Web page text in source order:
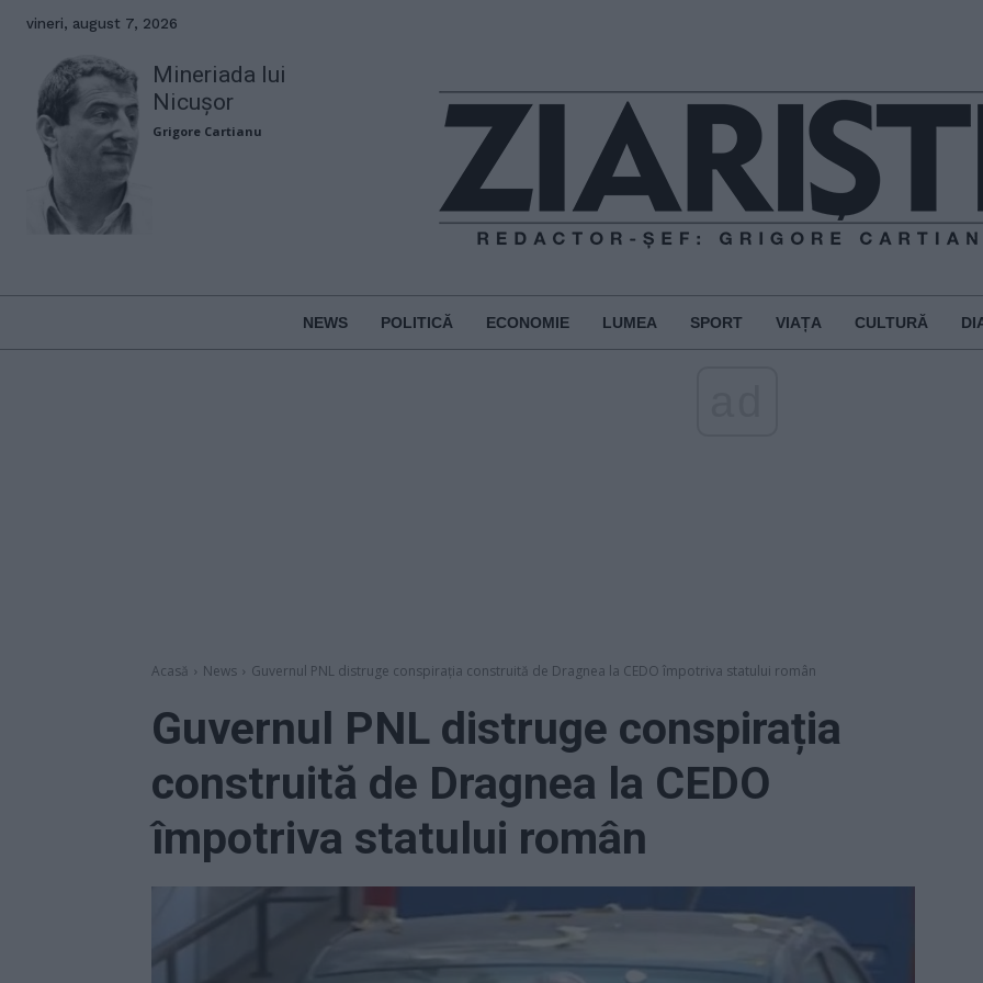
vineri, august 7, 2026
Mineriada lui
Nicușor
Grigore Cartianu
NEWS POLITICĂ ECONOMIE LUMEA SPORT VIAȚA CULTURĂ
Acasă News Guvernul PNL distruge conspirația construită de Dragnea la CEDO împotriva statului român
Guvernul PNL distruge conspirația
construită de Dragnea la CEDO
împotriva statului român